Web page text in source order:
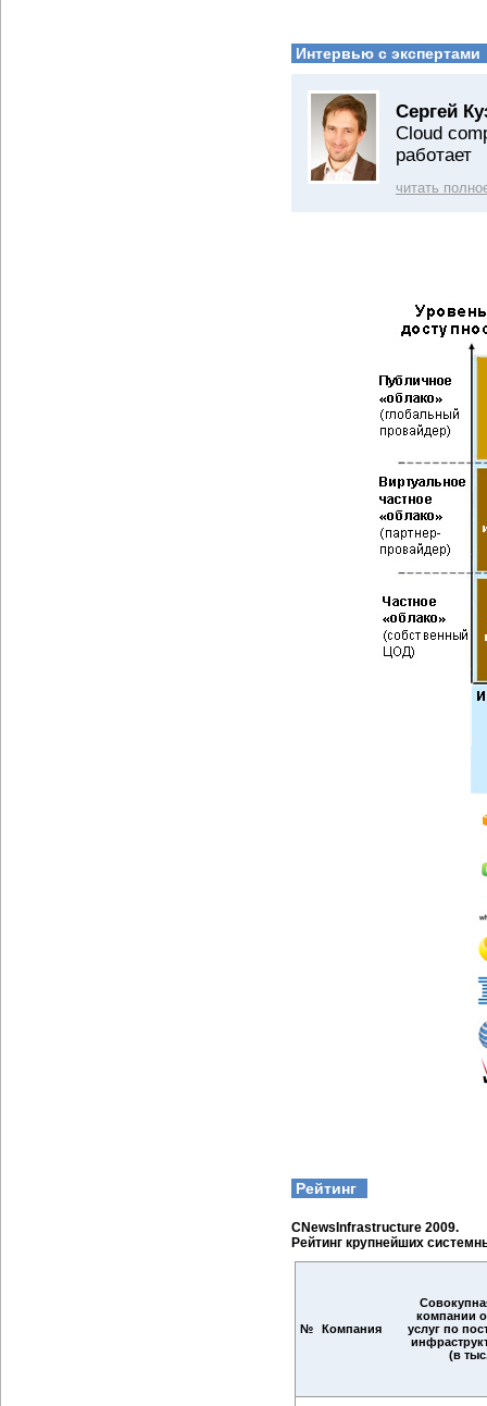
Интервью с экспертами
Сергей
Cloud
работает
читать
Рейтинг
CNewsInfrastructure 2009.
Рейтинг крупнейших
№ Компания
компании
услуг по
(в